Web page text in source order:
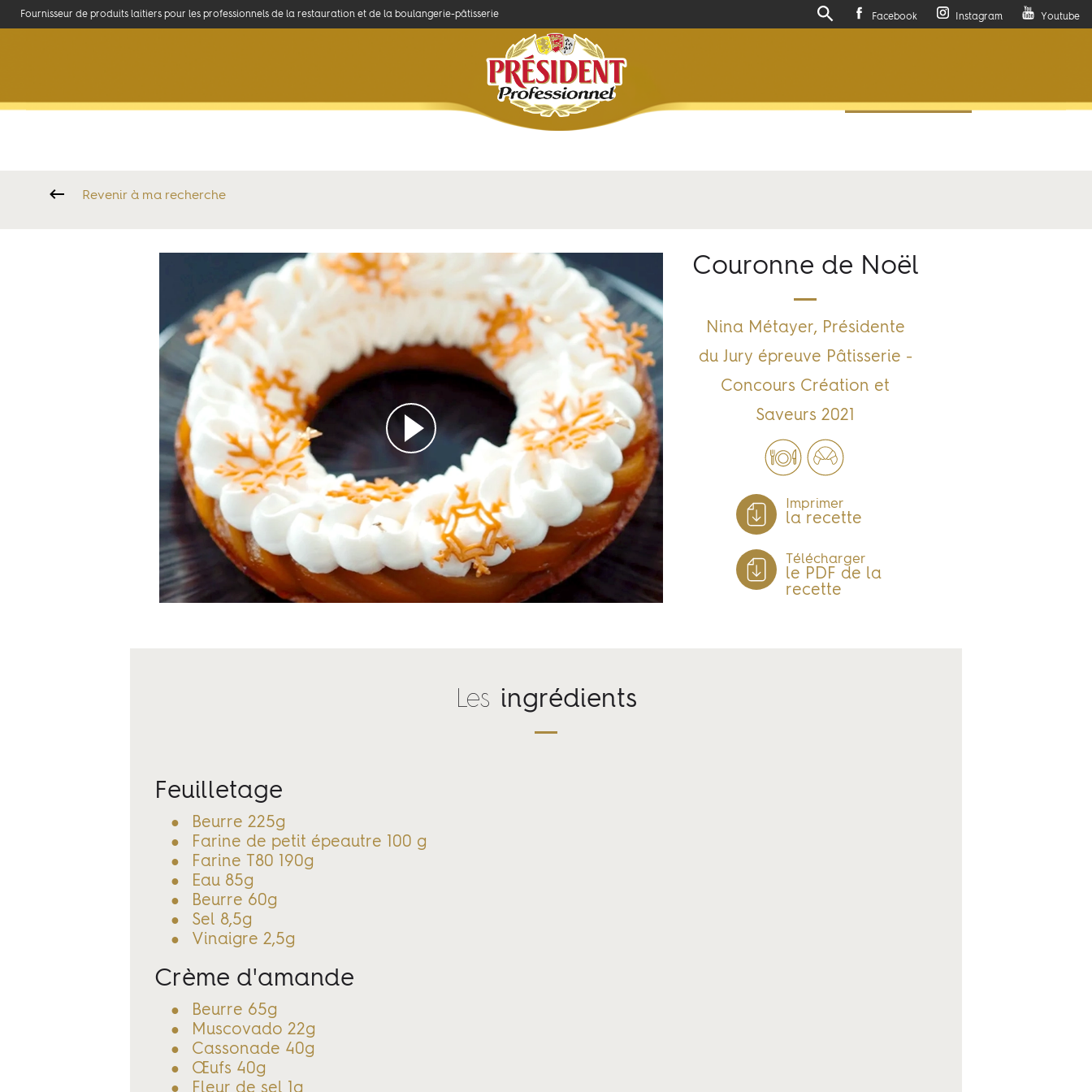
Fournisseur de produits laitiers pour les professionnels de la restauration et de la boulangerie-pâtisserie Facebook Instagram Youtube
Savoir-faire Produits et recettes
Revenir à ma recherche
Couronne de Noël
Nina Métayer, Présidente
du Jury épreuve Pâtisserie -
Concours Création et
Saveurs 2021
Imprimer
la recette
Télécharger
le PDF de la
recette
Les ingrédients
Feuilletage
Beurre 225g
Farine de petit épeautre 100 g
Farine T80 190g
Eau 85g
Beurre 60g
Sel 8,5g
Vinaigre 2,5g
Crème d'amande
Beurre 65g
Muscovado 22g
Cassonade 40g
Œufs 40g
Fleur de sel 1g